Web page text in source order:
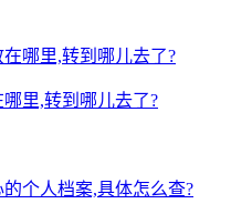
里,转到哪儿去了?